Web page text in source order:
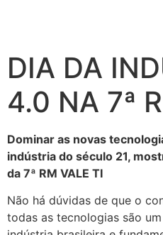
DIA DA
4.0 NA 7ª
Dominar as novas
indústria do século 21,
da 7ª RM VALE TI
Não há dúvidas de que o
todas as tecnologias são